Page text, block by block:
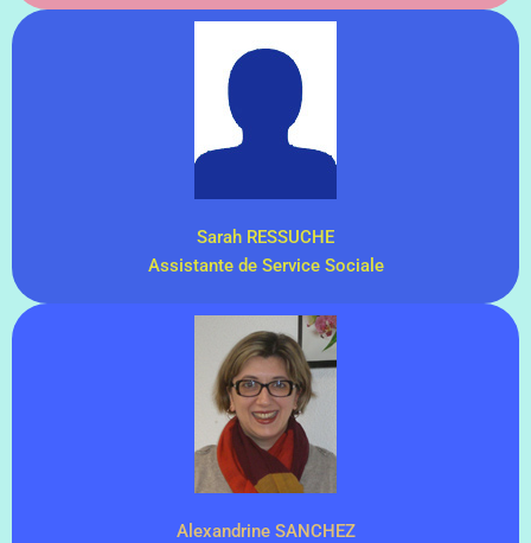
Sarah RESSUCHE
Assistante de Service Sociale
Alexandrine SANCHEZ